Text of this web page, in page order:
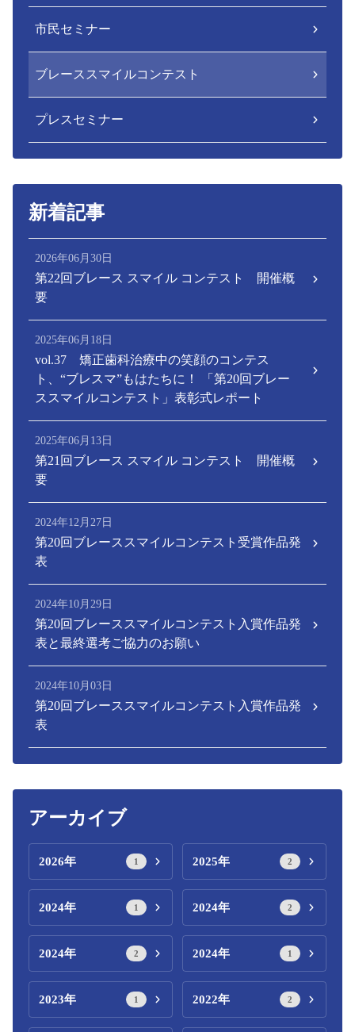
市民セミナー
ブレーススマイルコンテスト
プレスセミナー
新着記事
2026年06月30日
第22回ブレース スマイル コンテスト 開催概
要
2025年06月18日
vol.37 矯正歯科治療中の笑顔のコンテス
ト、“ブレスマ”もはたちに！ 「第20回ブレー
ススマイルコンテスト」表彰式レポート
2025年06月13日
第21回ブレース スマイル コンテスト 開催概
要
2024年12月27日
第20回ブレーススマイルコンテスト受賞作品発
表
2024年10月29日
第20回ブレーススマイルコンテスト入賞作品発
表と最終選考ご協力のお願い
2024年10月03日
第20回ブレーススマイルコンテスト入賞作品発
表
アーカイブ
2026年 1 2025年 2
2024年 1 2024年 2
2024年 2 2024年 1
2023年 1 2022年 2